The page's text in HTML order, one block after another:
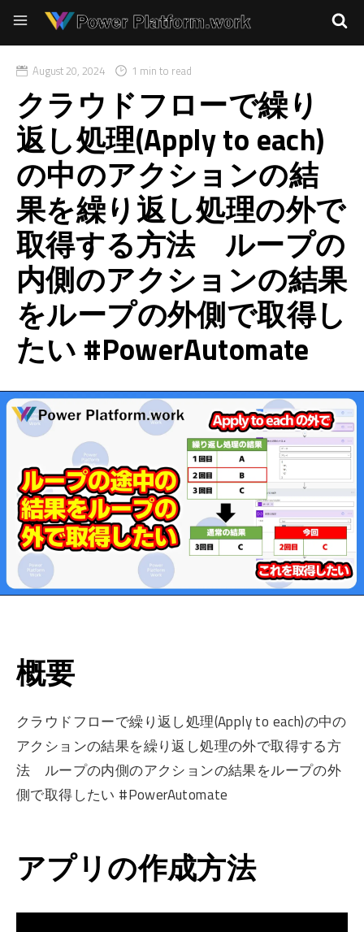
August 20, 2024 1 min to read
クラウドフローで繰り
返し処理(Apply to each)
の中のアクションの結
果を繰り返し処理の外で
取得する方法 ループの
内側のアクションの結果
をループの外側で取得し
たい #PowerAutomate
概要
クラウドフローで繰り返し処理(Apply to each)の中の
アクションの結果を繰り返し処理の外で取得する方
法 ループの内側のアクションの結果をループの外
側で取得したい #PowerAutomate
アプリの作成方法